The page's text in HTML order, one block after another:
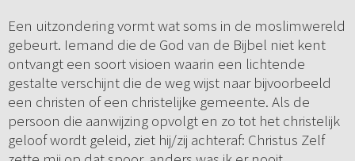
Een uitzondering vormt wat soms in de moslimwereld
gebeurt. Iemand die de God van de Bijbel niet kent
ontvangt een soort visioen waarin een lichtende
gestalte verschijnt die de weg wijst naar bijvoorbeeld
een christen of een christelijke gemeente. Als de
persoon die aanwijzing opvolgt en zo tot het christelijk
geloof wordt geleid, ziet hij/zij achteraf: Christus Zelf